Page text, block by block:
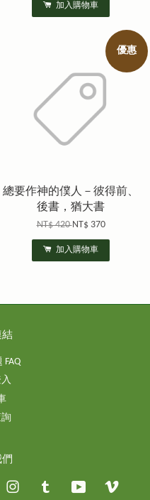
加入購物車
優惠
總要作神的僕人－彼得前、
後書，猶大書
NT$ 420NT$ 370
加入購物車
結
FAQ
InstagramTumblr YouTube